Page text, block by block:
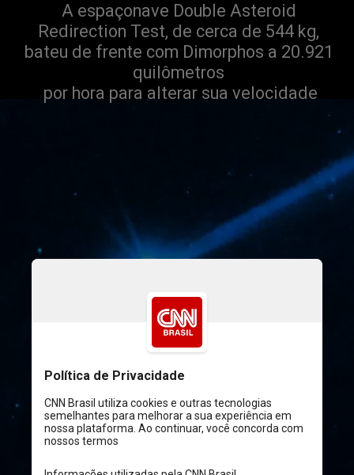
A espaçonave Double Asteroid
Redirection Test, de cerca de 544 kg,
bateu de frente com Dimorphos a 20.921
quilômetros
por hora para alterar sua velocidade
Divulgação/Hubble